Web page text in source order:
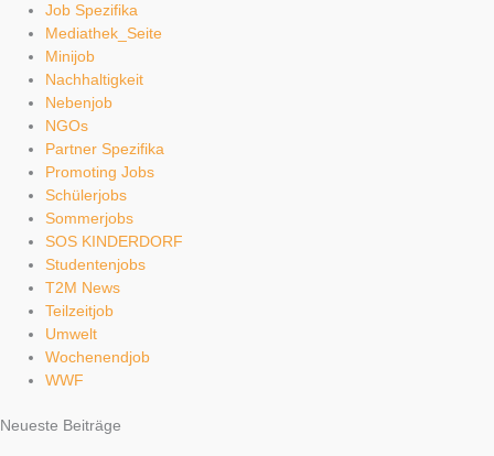
Job Spezifika
Mediathek_Seite
Minijob
Nachhaltigkeit
Nebenjob
NGOs
Partner Spezifika
Promoting Jobs
Schülerjobs
Sommerjobs
SOS KINDERDORF
Studentenjobs
T2M News
Teilzeitjob
Umwelt
Wochenendjob
WWF
Neueste Beiträge